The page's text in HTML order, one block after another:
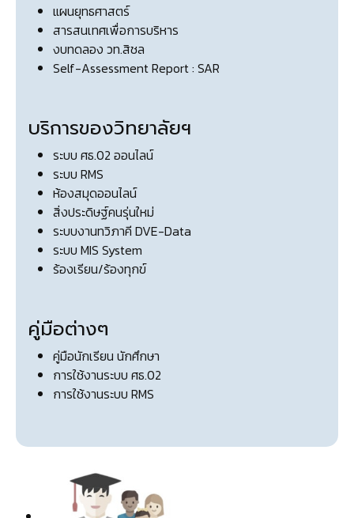
แผนยุทธศาสตร์
สารสนเทศเพื่อการบริหาร
งบทดลอง วท.สิชล
Self-Assessment Report : SAR
บริการของวิทยาลัยฯ
ระบบ ศธ.02 ออนไลน์
ระบบ RMS
ห้องสมุดออนไลน์
สิ่งประดิษฐ์คนรุ่นใหม่
ระบบงานทวิภาคี DVE-Data
ระบบ MIS System
ร้องเรียน/ร้องทุกข์
คู่มือต่างๆ
คู่มือนักเรียน นักศึกษา
การใช้งานระบบ ศธ.02
การใช้งานระบบ RMS